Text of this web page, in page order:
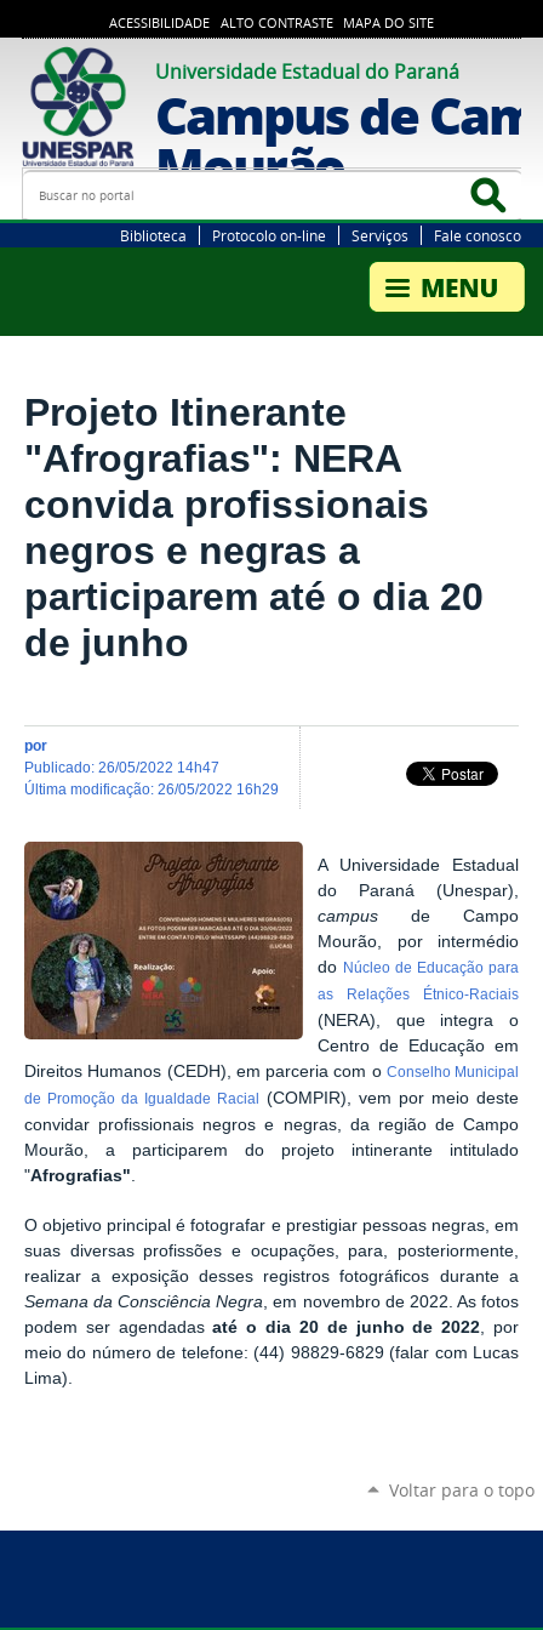
ACESSIBILIDADE ALTO CONTRASTE MAPA DO SITE
Universidade Estadual do Paraná
Campus de
Mourão
Busca
Biblioteca Protocolo on-line Serviços Fale conosco
Projeto Itinerante
"Afrografias": NERA
convida profissionais
negros e negras a
participarem até o dia 20
de junho
por
publicado: 26/05/2022 14h47
última modificação: 26/05/2022 16h29
A Universidade Estadual
do Paraná (Unespar),
campus de Campo
Mourão, por intermédio
do Núcleo de Educação para
as Relações Étnico-Raciais
(NERA), que integra o
Centro de Educação em
Direitos Humanos (CEDH) , em parceria com o Conselho Municipal
de Promoção da Igualdade Racial
(COMPIR), vem por meio deste
convidar profissionais negros e negras, da região de Campo
Mourão, a participarem do projeto intinerante intitulado
"Afrografias"
O objetivo principal é fotografar e prestigiar pessoas negras, em
suas diversas profissões e ocupações, para, posteriormente,
realizar a exposição desses registros fotográficos durante a
Semana da Consciência Negra, em novembro de 2022. As fotos
podem ser agendadasaté o dia 20 de junho de 2022, por
meio do número de telefone: (44) 98829-6829 (falar com Lucas
Lima).
Voltar para o topo